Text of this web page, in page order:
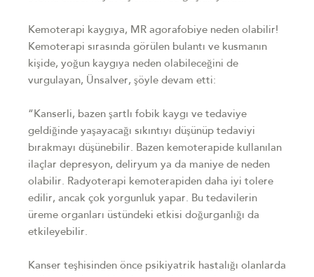
Kemoterapi kaygıya, MR agorafobiye neden olabilir!
Kemoterapi sırasında görülen bulantı ve kusmanın
kişide, yoğun kaygıya neden olabileceğini de
vurgulayan, Ünsalver, şöyle devam etti:
“Kanserli, bazen şartlı fobik kaygı ve tedaviye
geldiğinde yaşayacağı sıkıntıyı düşünüp tedaviyi
bırakmayı düşünebilir. Bazen kemoterapide kullanılan
ilaçlar depresyon, deliryum ya da maniye de neden
olabilir. Radyoterapi kemoterapiden daha iyi tolere
edilir, ancak çok yorgunluk yapar. Bu tedavilerin
üreme organları üstündeki etkisi doğurganlığı da
etkileyebilir.
Kanser teşhisinden önce psikiyatrik hastalığı olanlarda